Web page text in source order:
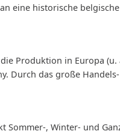
eine historische
Produktion in Europa
Durch das große
Sommer-, Winter- und